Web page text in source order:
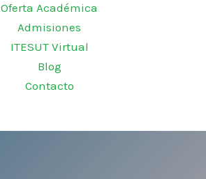
Oferta Académica
Admisiones
ITESUT Virtual
Blog
Contacto